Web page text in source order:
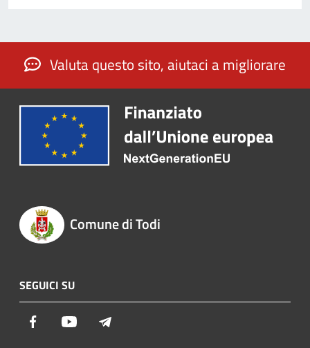
Valuta questo sito, aiutaci a migliorare
Comune di Todi
SEGUICI SU
Facebook Youtube